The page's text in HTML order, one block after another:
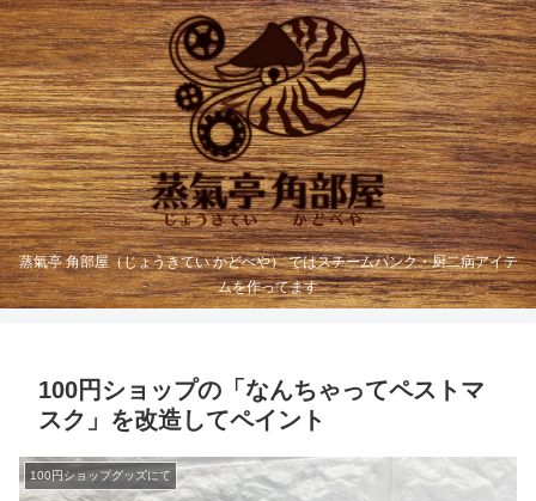
蒸氣亭 角部屋（じょうきてい かどべや） ではスチームパンク・厨二病アイテ
ムを作ってます
100円ショップの「なんちゃってペストマ
スク」を改造してペイント
100円ショップグッズにて